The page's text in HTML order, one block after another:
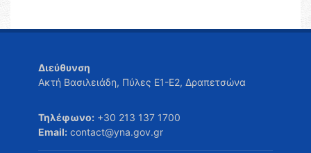
Διεύθυνση
Ακτή Βασιλειάδη, Πύλες Ε1-Ε2, Δραπετσώνα
Τηλέφωνο: +30 213 137 1700
Email: contact@yna.gov.gr